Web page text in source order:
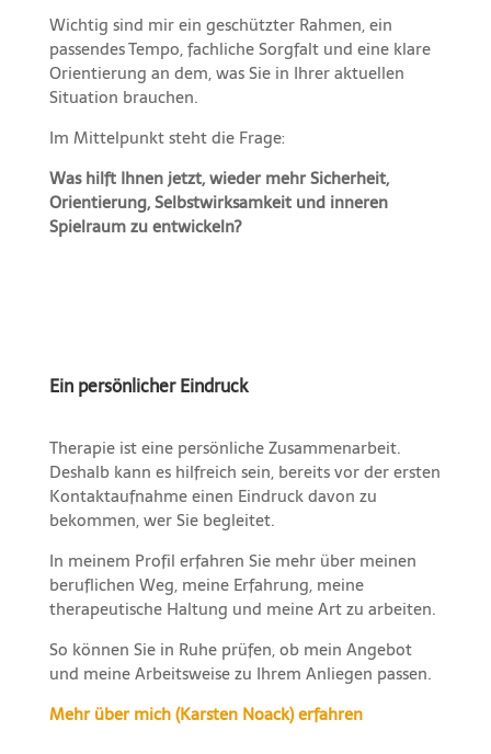
Wichtig sind mir ein geschützter Rahmen, ein
passendes Tempo, fachliche Sorgfalt und eine klare
Orientierung an dem, was Sie in Ihrer aktuellen
Situation brauchen.
Im Mittelpunkt steht die Frage:
Was hilft Ihnen jetzt, wieder mehr Sicherheit,
Orientierung, Selbstwirksamkeit und inneren
Spielraum zu entwickeln?
Ein persönlicher Eindruck
Therapie ist eine persönliche Zusammenarbeit.
Deshalb kann es hilfreich sein, bereits vor der ersten
Kontaktaufnahme einen Eindruck davon zu
bekommen, wer Sie begleitet.
In meinem Profil erfahren Sie mehr über meinen
beruflichen Weg, meine Erfahrung, meine
therapeutische Haltung und meine Art zu arbeiten.
So können Sie in Ruhe prüfen, ob mein Angebot
und meine Arbeitsweise zu Ihrem Anliegen passen.
Mehr über mich (Karsten Noack) erfahren